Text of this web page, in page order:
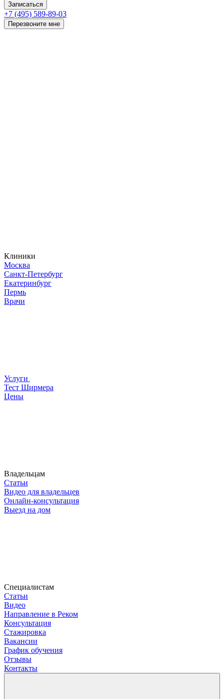
Записаться
+7 (495) 589-89-03
Перезвоните мне
Клиники
Москва
Санкт-Петербург
Екатеринбург
Пермь
Врачи
Услуги
Тест Ширмера
Цены
Владельцам
Статьи
Видео для владельцев
Онлайн-консультация
Выезд на дом
Специалистам
Статьи
Видео
Направление в Реком
Консультация
Стажировка
Вакансии
График обучения
Отзывы
Контакты